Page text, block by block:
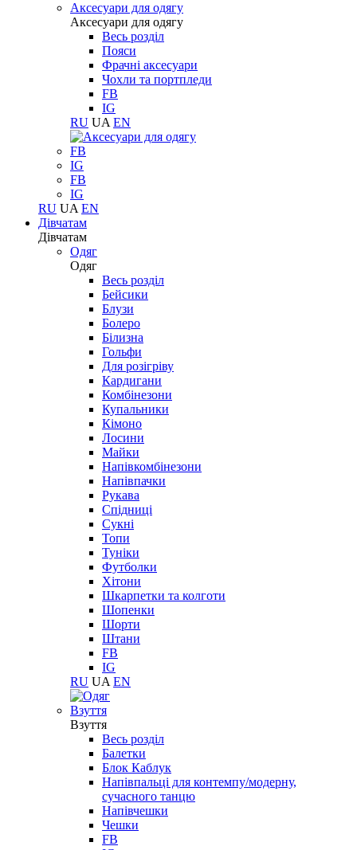
Aксесуари для одягу
Aксесуари для одягу
Весь розділ
Пояси
Фрачні аксесуари
Чохли та портпледи
FB
IG
RU UA EN
FB
IG
FB
IG
RU UA EN
Дівчатам
Дівчатам
Одяг
Одяг
Весь розділ
Бейсики
Блузи
Болеро
Білизна
Гольфи
Для розігріву
Кардигани
Комбінезони
Купальники
Кімоно
Лосини
Майки
Напівкомбінезони
Напівпачки
Рукава
Спідниці
Сукні
Топи
Туніки
Футболки
Хітони
Шкарпетки та колготи
Шопенки
Шорти
Штани
FB
IG
RU UA EN
Взуття
Взуття
Весь розділ
Балетки
Блок Каблук
Напівпальці для контемпу/модерну,
сучасного танцю
Напівчешки
Чешки
FB